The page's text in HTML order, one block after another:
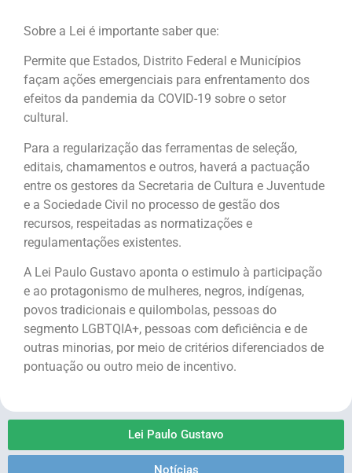
Lei Paulo Gustavo
Notícias
Sobre a Lei é importante saber que:
Permite que Estados, Distrito Federal e Municípios
façam ações emergenciais para enfrentamento dos
efeitos da pandemia da COVID-19 sobre o setor
cultural.
Para a regularização das ferramentas de seleção,
editais, chamamentos e outros, haverá a pactuação
entre os gestores da Secretaria de Cultura e Juventude
e a Sociedade Civil no processo de gestão dos
recursos, respeitadas as normatizações e
regulamentações existentes.
A Lei Paulo Gustavo aponta o estimulo à participação
e ao protagonismo de mulheres, negros, indígenas,
povos tradicionais e quilombolas, pessoas do
segmento LGBTQIA+, pessoas com deficiência e de
outras minorias, por meio de critérios diferenciados de
pontuação ou outro meio de incentivo.